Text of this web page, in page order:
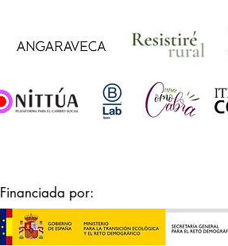
Financiada por: